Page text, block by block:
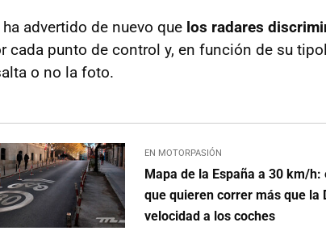
ha advertido de nuevo que los radares
cada punto de control y, en función de su
o no la foto.
EN MOTORPASIÓN
Mapa de la España a 30 km/
que quieren correr más que la
velocidad a los coches